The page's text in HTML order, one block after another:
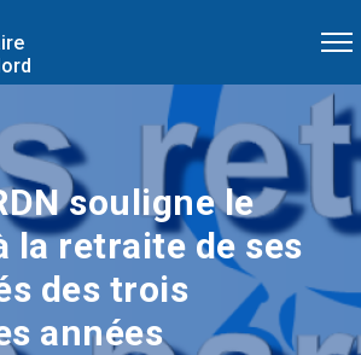
souligne le
la retraite de ses
des trois
années